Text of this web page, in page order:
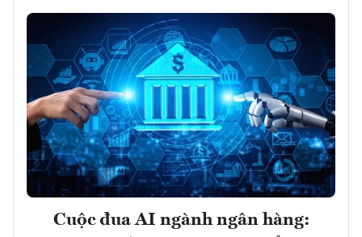
Cuộc đua AI ngành ngân hàng: